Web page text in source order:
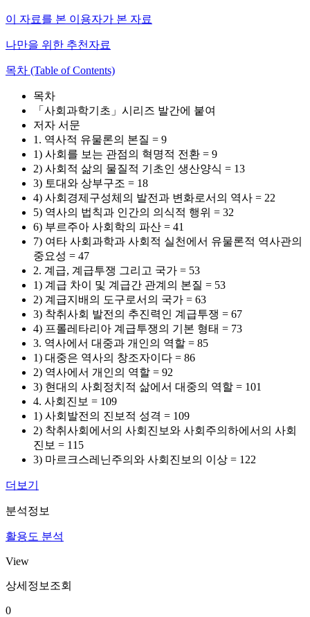
이 자료를 본 이용자가 본 자료
나만을 위한 추천자료
목차 (Table of Contents)
목차
「사회과학기초」시리즈 발간에 붙여
저자 서문
1. 역사적 유물론의 본질 = 9
1) 사회를 보는 관점의 혁명적 전환 = 9
2) 사회적 삶의 물질적 기초인 생산양식 = 13
3) 토대와 상부구조 = 18
4) 사회경제구성체의 발전과 변화로서의 역사 = 22
5) 역사의 법칙과 인간의 의식적 행위 = 32
6) 부르주아 사회학의 파산 = 41
7) 여타 사회과학과 사회적 실천에서 유물론적 역사관의
중요성 = 47
2. 계급, 계급투쟁 그리고 국가 = 53
1) 계급 차이 및 계급간 관계의 본질 = 53
2) 계급지배의 도구로서의 국가 = 63
3) 착취사회 발전의 추진력인 계급투쟁 = 67
4) 프롤레타리아 계급투쟁의 기본 형태 = 73
3. 역사에서 대중과 개인의 역할 = 85
1) 대중은 역사의 창조자이다 = 86
2) 역사에서 개인의 역할 = 92
3) 현대의 사회정치적 삶에서 대중의 역할 = 101
4. 사회진보 = 109
1) 사회발전의 진보적 성격 = 109
2) 착취사회에서의 사회진보와 사회주의하에서의 사회
진보 = 115
3) 마르크스레닌주의와 사회진보의 이상 = 122
더보기
분석정보
활용도 분석
View
상세정보조회
0